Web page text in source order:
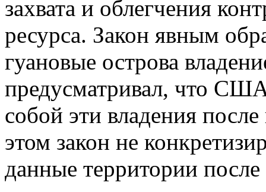
захвата и облегчения
ресурса. Закон явным
гуановые острова
предусматривал, что
собой эти владения
этом закон не
данные территории после